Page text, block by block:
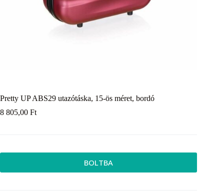
Pretty UP ABS29 utazótáska, 15-ös méret, bordó
8 805,00 Ft
BOLTBA